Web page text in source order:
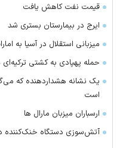
قیمت نفت کاهش یافت
ایرج در بیمارستان بستری شد
میزبانی استقلال در آسیا به
حمله پهپادی به کشتی ترکیه‌ای
یک نشانه هشداردهنده که
است
ارسباران میزبان مارال ها
آتش‌سوزی دستگاه خنک‌کننده